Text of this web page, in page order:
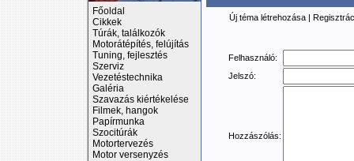
Főoldal
Cikkek
Túrák, találkozók
Motorátépítés, felújítás
Tuning, fejlesztés
Szerviz
Vezetéstechnika
Galéria
Szavazás kiértékelése
Filmek, hangok
Papírmunka
Szocitúrák
Motortervezés
Motor versenyzés
Új téma létrehozása |
Felhasználó:
Jelszó:
Hozzászólás: